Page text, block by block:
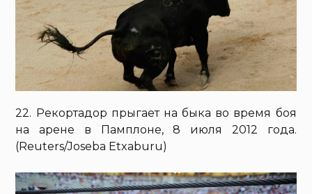
22. Рекортадор прыгает на быка во время боя
на арене в Памплоне, 8 июля 2012 года.
(Reuters/Joseba Etxaburu)